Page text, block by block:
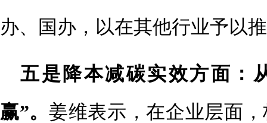
办、国办，以在其他行业予以
五是降本减碳实效方面：
赢”。 姜维表示，在企业层面